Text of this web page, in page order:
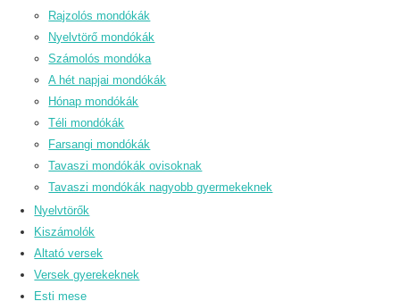
Rajzolós mondókák
Nyelvtörő mondókák
Számolós mondóka
A hét napjai mondókák
Hónap mondókák
Téli mondókák
Farsangi mondókák
Tavaszi mondókák ovisoknak
Tavaszi mondókák nagyobb gyermekeknek
Nyelvtörők
Kiszámolók
Altató versek
Versek gyerekeknek
Esti mese